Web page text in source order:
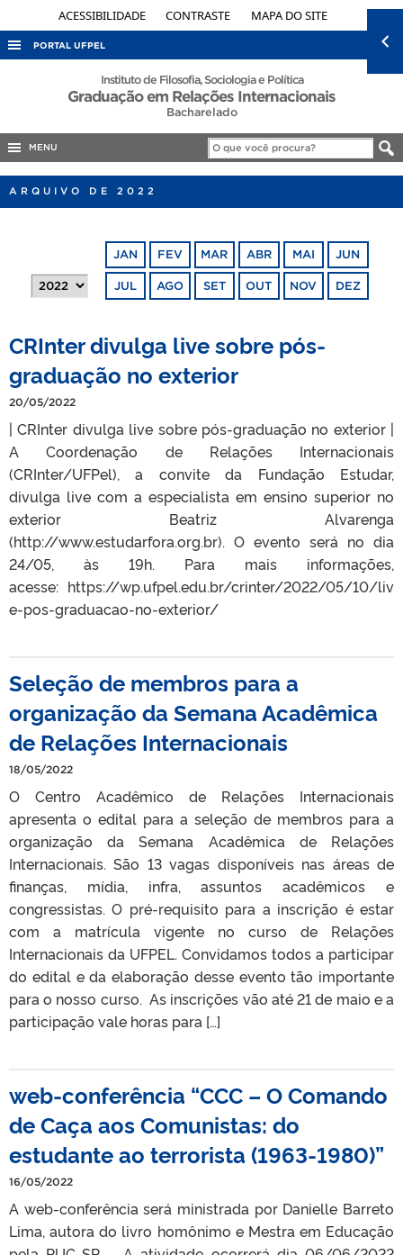
ACESSIBILIDADE CONTRASTE MAPA DO SITE
PORTAL UFPEL
ACESSO À INFORMAÇÃO
PORTARIAS
Instituto de Filosofia, Sociologia e Política
Graduação em Relações Internacionais
Bacharelado
MENU
ARQUIVO DE 2022
JAN FEV MAR ABR MAI JUN
JUL AGO SET OUT NOV DEZ
CRInter divulga live sobre pós-
graduação no exterior
20/05/2022
| CRInter divulga live sobre pós-graduação no exterior |
A Coordenação de Relações Internacionais
(CRInter/UFPel), a convite da Fundação Estudar,
divulga live com a especialista em ensino superior no
exterior Beatriz Alvarenga
(http://www.estudarfora.org.br). O evento será no dia
24/05, às 19h. Para mais informações,
acesse: https://wp.ufpel.edu.br/crinter/2022/05/10/liv
e-pos-graduacao-no-exterior/
Seleção de membros para a
organização da Semana Acadêmica
de Relações Internacionais
18/05/2022
O Centro Acadêmico de Relações Internacionais
apresenta o edital para a seleção de membros para a
organização da Semana Acadêmica de Relações
Internacionais. São 13 vagas disponíveis nas áreas de
finanças, mídia, infra, assuntos acadêmicos e
congressistas. O pré-requisito para a inscrição é estar
com a matrícula vigente no curso de Relações
Internacionais da UFPEL. Convidamos todos a participar
do edital e da elaboração desse evento tão importante
para o nosso curso. As inscrições vão até 21 de maio e a
participação vale horas para […]
web-conferência “CCC – O Comando
de Caça aos Comunistas: do
estudante ao terrorista (1963-1980)”
16/05/2022
A web-conferência será ministrada por Danielle Barreto
Lima, autora do livro homônimo e Mestra em Educação